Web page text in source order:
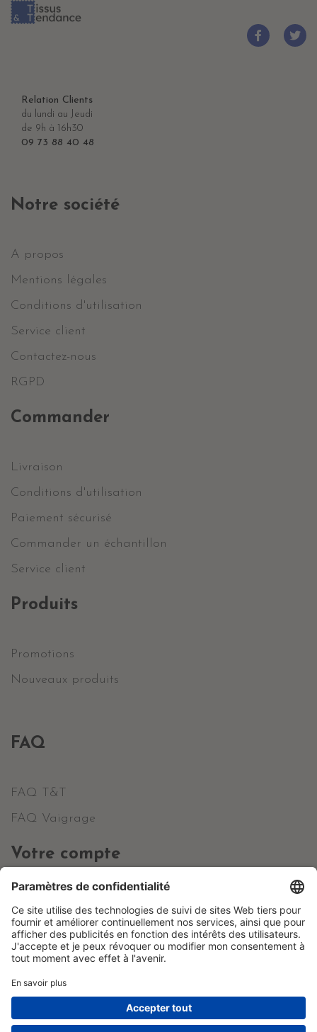
Relation Clients
du lundi au Jeudi
de 9h à 16h30
09 73 88 40 48
Notre société
A propos
Mentions légales
Conditions d'utilisation
Service client
Contactez-nous
RGPD
Commander
Livraison
Conditions d'utilisation
Paiement sécurisé
Commander un échantillon
Service client
Produits
Promotions
Nouveaux produits
FAQ
FAQ T&T
FAQ Vaigrage
Votre compte
Informations personnelles
Commandes
Avoirs
Adresses